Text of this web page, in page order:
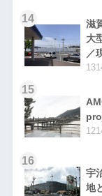
14
滋
大
／
15
16
宇
地